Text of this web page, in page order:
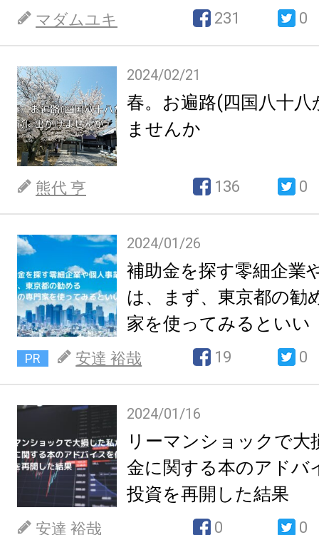
マダムユキ 231 0
2024/02/21
春。お遍路(四国八十
ませんか
熊代 亨 136 0
2024/01/26
補助金を探す零細企業
は、まず、東京都の勧
家を使ってみるといい
PR 安達 裕哉 19 0
2024/01/16
リーマンショックで大
金に関する本のアドバ
投資を再開した結果
安達 裕哉 0 0